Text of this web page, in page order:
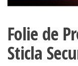
Folie de
Sticla